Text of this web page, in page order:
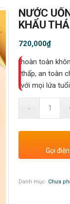
NƯỚC
KHẨU
720,000₫
hoàn toàn
thấp, an toàn
với mọi lứa
Gọi
Danh mục: Chưa